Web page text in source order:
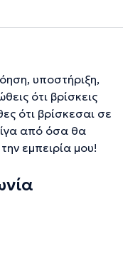
υποστήριξη,
ότι βρίσκεις
ότι βρίσκεσαι σε
από όσα θα
εμπειρία μου!